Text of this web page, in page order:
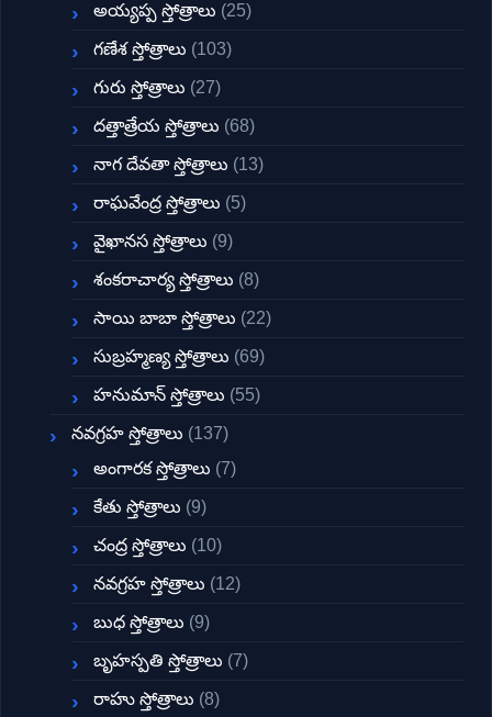
అయ్యప్ప స్తోత్రాలు (25)
గణేశ స్తోత్రాలు (103)
గురు స్తోత్రాలు (27)
దత్తాత్రేయ స్తోత్రాలు (68)
నాగ దేవతా స్తోత్రాలు (13)
రాఘవేంద్ర స్తోత్రాలు (5)
వైఖానస స్తోత్రాలు (9)
శంకరాచార్య స్తోత్రాలు (8)
సాయి బాబా స్తోత్రాలు (22)
సుబ్రహ్మణ్య స్తోత్రాలు (69)
హనుమాన్ స్తోత్రాలు (55)
నవగ్రహ స్తోత్రాలు (137)
అంగారక స్తోత్రాలు (7)
కేతు స్తోత్రాలు (9)
చంద్ర స్తోత్రాలు (10)
నవగ్రహ స్తోత్రాలు (12)
బుధ స్తోత్రాలు (9)
బృహస్పతి స్తోత్రాలు (7)
రాహు స్తోత్రాలు (8)